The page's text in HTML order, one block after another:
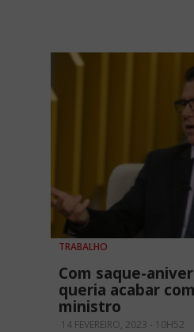
TRABALHO
Com saque-
queria acabar
ministro
14 FEVEREIRO, 2023 - 10H52